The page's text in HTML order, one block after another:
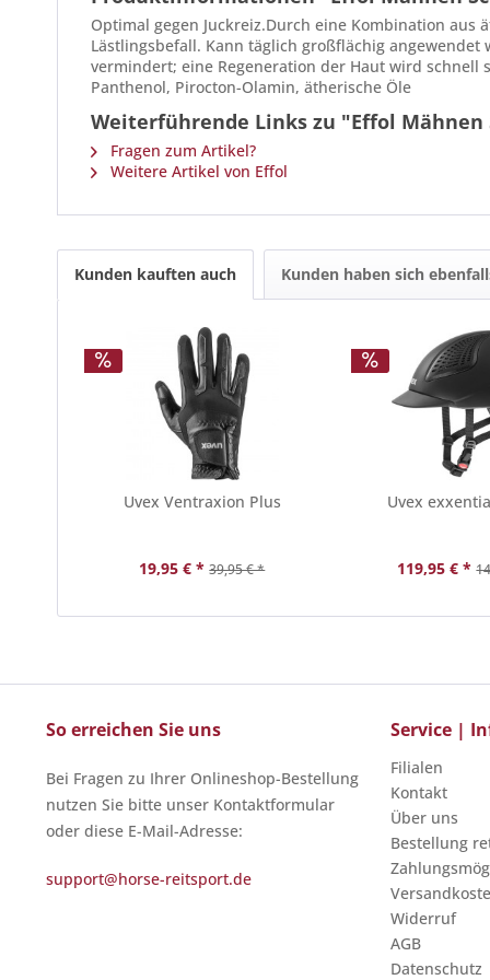
Optimal gegen Juckreiz.Durch eine Kombination
Lästlingsbefall. Kann täglich großflächig
vermindert; eine Regeneration der Haut wird
Panthenol, Pirocton-Olamin, ätherische Öle
Weiterführende Links zu "Effol Mähnen
Fragen zum Artikel?
Weitere Artikel von Effol
Kunden kauften auch Kunden haben sich
Uvex Ventraxion Plus
19,95 € * 39,95 € *
Uvex
119,95 € *
So erreichen Sie uns
Bei Fragen zu Ihrer Onlineshop-Bestellung
nutzen Sie bitte unser Kontaktformular
oder diese E-Mail-Adresse:
support@horse-reitsport.de
Service |
Filialen
Kontakt
Über uns
Bestellung
Widerruf
AGB
Datenschutz